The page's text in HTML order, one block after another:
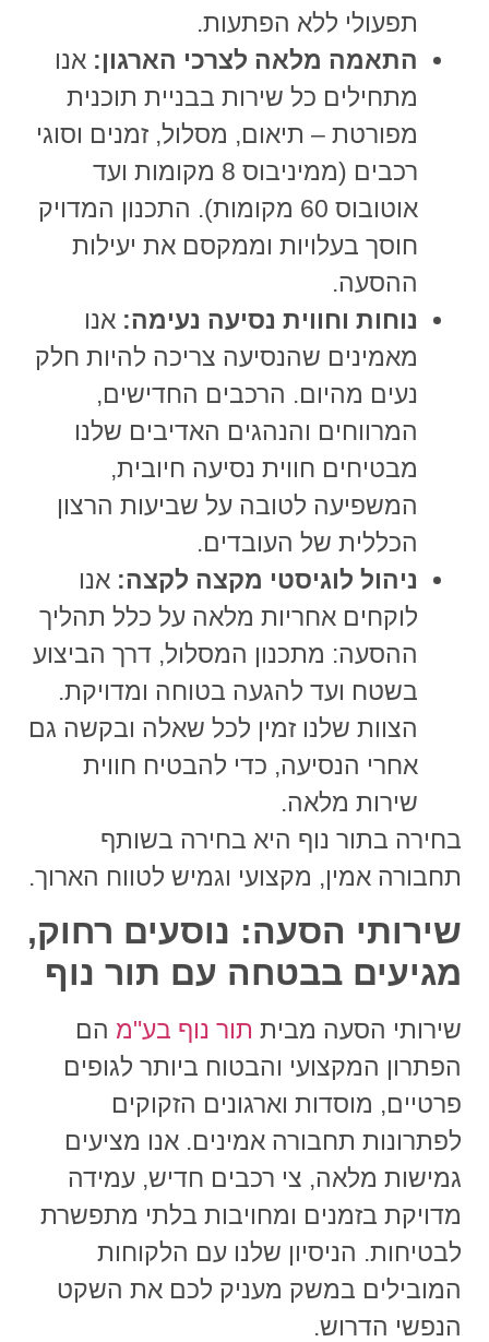
תפעולי ללא הפתעות.
התאמה מלאה לצרכי הארגון: אנו
מתחילים כל שירות בבניית תוכנית
מפורטת – תיאום, מסלול, זמנים וסוגי
רכבים (ממיניבוס 8 מקומות ועד
אוטובוס 60 מקומות). התכנון המדויק
חוסך בעלויות וממקסם את יעילות
ההסעה.
נוחות וחווית נסיעה נעימה: אנו
מאמינים שהנסיעה צריכה להיות חלק
נעים מהיום. הרכבים החדישים,
המרווחים והנהגים האדיבים שלנו
מבטיחים חווית נסיעה חיובית,
המשפיעה לטובה על שביעות הרצון
הכללית של העובדים.
ניהול לוגיסטי מקצה לקצה: אנו
לוקחים אחריות מלאה על כלל תהליך
ההסעה: מתכנון המסלול, דרך הביצוע
בשטח ועד להגעה בטוחה ומדויקת.
הצוות שלנו זמין לכל שאלה ובקשה גם
אחרי הנסיעה, כדי להבטיח חווית
שירות מלאה.
בחירה בתור נוף היא בחירה בשותף
תחבורה אמין, מקצועי וגמיש לטווח הארוך.
שירותי הסעה: נוסעים רחוק,
מגיעים בבטחה עם תור נוף
שירותי הסעה מבית תור נוף בע"מ הם
הפתרון המקצועי והבטוח ביותר לגופים
פרטיים, מוסדות וארגונים הזקוקים
לפתרונות תחבורה אמינים. אנו מציעים
גמישות מלאה, צי רכבים חדיש, עמידה
מדויקת בזמנים ומחויבות בלתי מתפשרת
לבטיחות. הניסיון שלנו עם הלקוחות
המובילים במשק מעניק לכם את השקט
הנפשי הדרוש.